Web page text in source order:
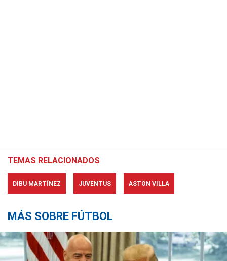
TEMAS RELACIONADOS
DIBU MARTÍNEZ JUVENTUS ASTON VILLA
MÁS SOBRE FÚTBOL